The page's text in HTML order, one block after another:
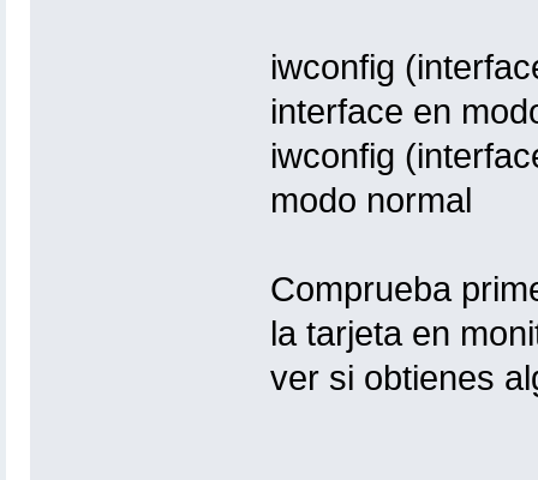
iwconfig
interface en
iwconfig
modo normal
Comprueba
la tarjeta en
ver si obtienes